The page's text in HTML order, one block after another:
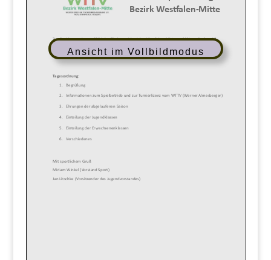
Ansicht im Vollbildmodus